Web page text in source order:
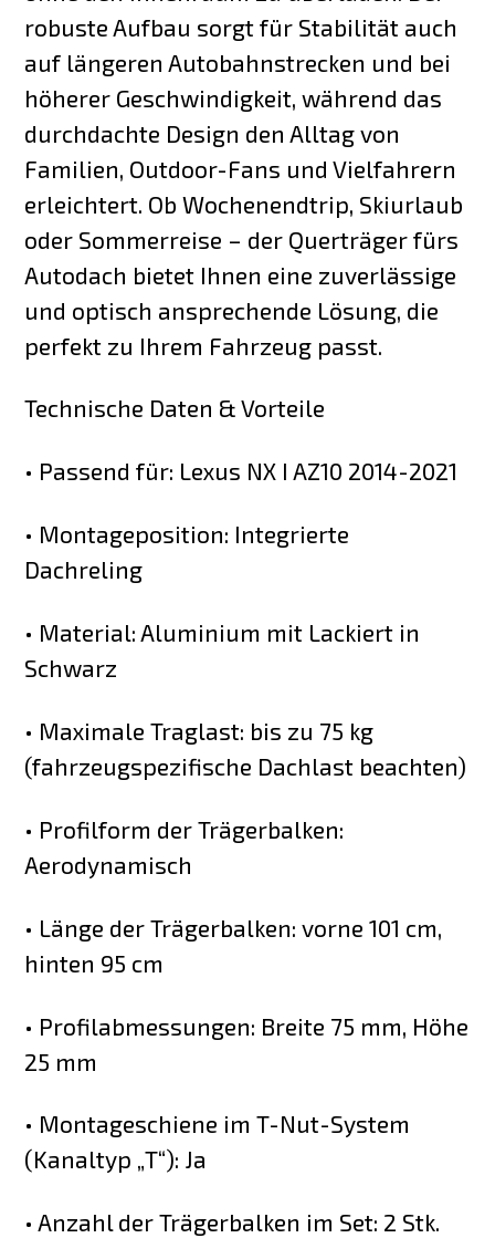
robuste Aufbau sorgt für Stabilität auch
auf längeren Autobahnstrecken und bei
höherer Geschwindigkeit, während das
durchdachte Design den Alltag von
Familien, Outdoor-Fans und Vielfahrern
erleichtert. Ob Wochenendtrip, Skiurlaub
oder Sommerreise – der Querträger fürs
Autodach bietet Ihnen eine zuverlässige
und optisch ansprechende Lösung, die
perfekt zu Ihrem Fahrzeug passt.
Technische Daten & Vorteile
• Passend für: Lexus NX I AZ10 2014-2021
• Montageposition: Integrierte
Dachreling
• Material: Aluminium mit Lackiert in
Schwarz
• Maximale Traglast: bis zu 75 kg
(fahrzeugspezifische Dachlast beachten)
• Profilform der Trägerbalken:
Aerodynamisch
• Länge der Trägerbalken: vorne 101 cm,
hinten 95 cm
• Profilabmessungen: Breite 75 mm, Höhe
25 mm
• Montageschiene im T-Nut-System
(Kanaltyp „T“): Ja
• Anzahl der Trägerbalken im Set: 2 Stk.